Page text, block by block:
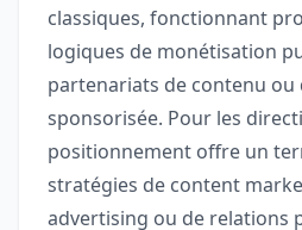
classiques, fonctionnant
logiques de monétisation
partenariats de contenu ou
sponsorisée. Pour les
positionnement offre un
stratégies de content
advertising ou de relations